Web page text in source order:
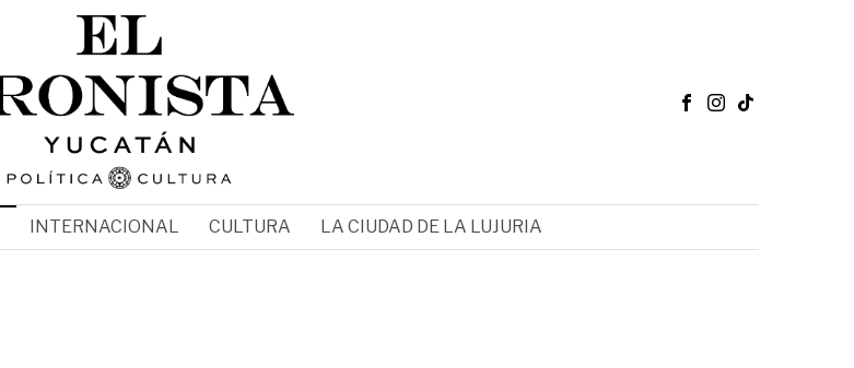
INTERNACIONAL CULTURA LA CIUDAD DE LA LUJURIA